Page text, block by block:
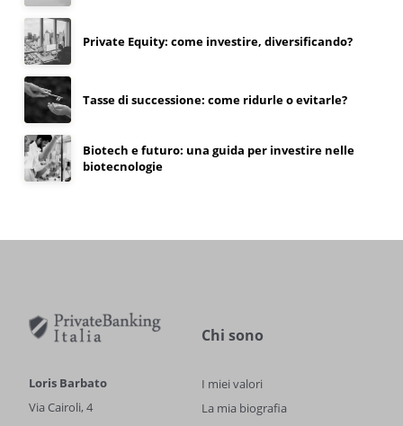
Private Equity: come investire, diversificando?
Tasse di successione: come ridurle o evitarle?
Biotech e futuro: una guida per investire nelle
biotecnologie
Loris Barbato
Via Cairoli, 4
Chi sono
I miei valori
La mia biografia